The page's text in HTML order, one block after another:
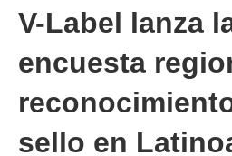
V-Label lanza
encuesta
sello en